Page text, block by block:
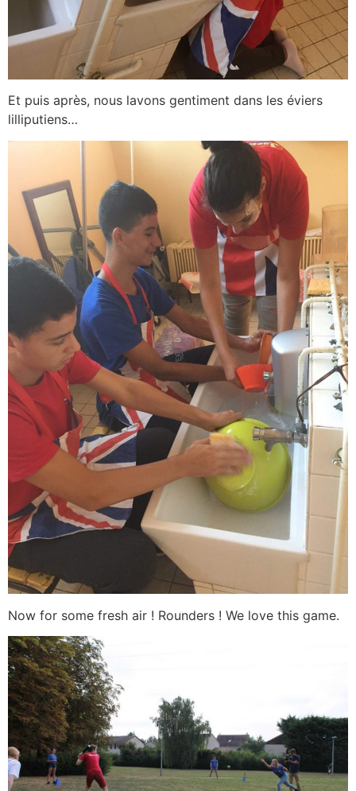
Et puis après, nous lavons gentiment dans les éviers
lilliputiens…
Now for some fresh air ! Rounders ! We love this game.